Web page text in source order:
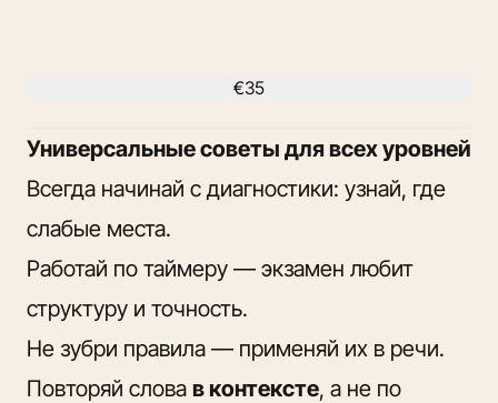
€35
Универсальные советы для всех уровней
Всегда начинай с диагностики: узнай, где
слабые места.
Работай по таймеру — экзамен любит
структуру и точность.
Не зубри правила — применяй их в речи.
Повторяй слова в контексте, а не по